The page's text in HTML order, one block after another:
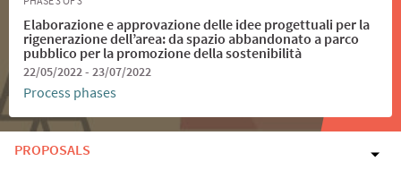
Elaborazione e approvazione delle idee progettuali per la
rigenerazione dell’area: da spazio abbandonato a parco
pubblico per la promozione della sostenibilità
22/05/2022 - 23/07/2022
Process phases
PROPOSALS